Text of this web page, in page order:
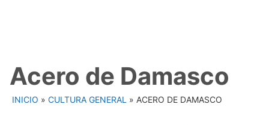
Acero de Damasco
INICIO » CULTURA GENERAL » ACERO DE DAMASCO